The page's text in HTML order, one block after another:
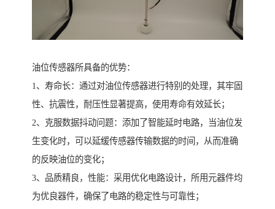
油位传感器所具备的优势：
1、寿命长：通过对油位传感器进行特别的处理，其牢固
性、抗震性，耐压性显著提高，使用寿命有效延长；
2、克服数据抖动问题：添加了智能延时电路，当油位发
生变化时，可以延缓传感器传输数据的时间，从而准确
的反映油位的变化；
3、品质精良，性能：采用优化电路设计，所用元器件均
为优良器件，确保了电路的稳定性与可靠性；